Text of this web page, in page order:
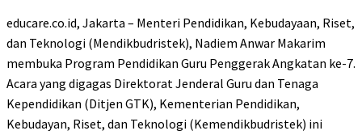
educare.co.id, Jakarta – Menteri Pendidikan, Kebudayaan, Riset,
dan Teknologi (Mendikbudristek), Nadiem Anwar Makarim
membuka Program Pendidikan Guru Penggerak Angkatan ke-7.
Acara yang digagas Direktorat Jenderal Guru dan Tenaga
Kependidikan (Ditjen GTK), Kementerian Pendidikan,
Kebudayan, Riset, dan Teknologi (Kemendikbudristek) ini